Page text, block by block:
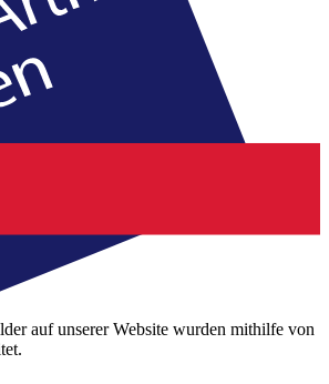
auf unserer Website wurden mithilfe von